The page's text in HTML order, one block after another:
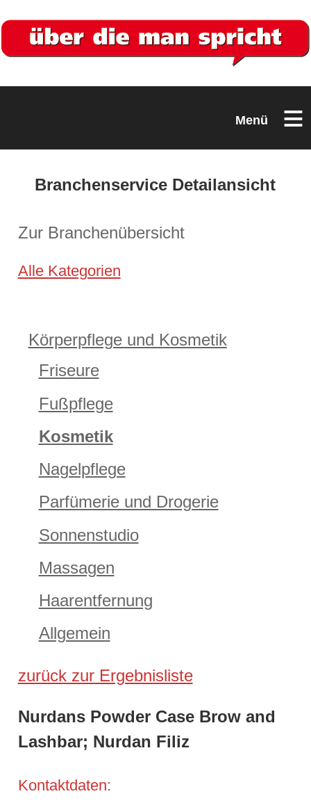
Menü ≡
Branchenservice Detailansicht
Zur Branchenübersicht
Alle Kategorien
Körperpflege und Kosmetik
Friseure
Fußpflege
Kosmetik
Nagelpflege
Parfümerie und Drogerie
Sonnenstudio
Massagen
Haarentfernung
Allgemein
zurück zur Ergebnisliste
Nurdans Powder Case Brow and
Lashbar; Nurdan Filiz
Kontaktdaten: